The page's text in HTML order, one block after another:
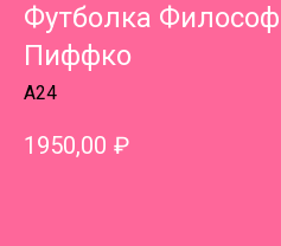
Футболка
Пиффко
A24
1950,00 ₽